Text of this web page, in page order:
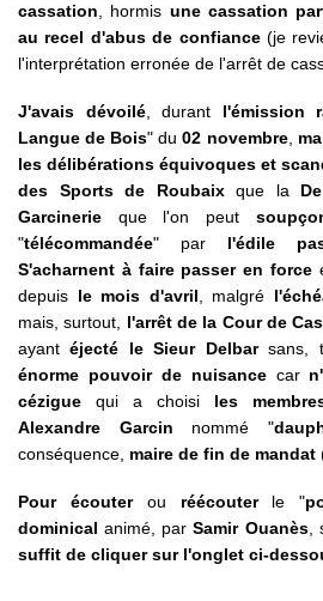
cassation , hormis une cassation
au recel d'abus de confiance (je
l'interprétation erronée de l'arrêt de
J'avais dévoilé, durant l'émission
Langue de Bois" du02 novembre,
les délibérations équivoques et
des Sports de Roubaixque la
Garcinerie que l'on peut
"télécommandée" par l'édile
S'acharnent à faire passer en force
depuis le mois d'avril , malgré
mais, surtout, l'arrêt de la Cour de
ayantéjecté le Sieur Delbarsans,
énorme pouvoir de nuisancecar
cézigue qui a choisi les
Alexandre Garcin nommé "
conséquence, maire de fin de mandat
Pour écouter ou réécouterle "
dominicalanimé, parSamir Ouanès,
suffit de cliquer sur l'onglet ci-